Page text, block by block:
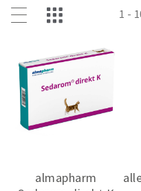
Genesungsprozess
Tierarten zu
Ausgleich bei
almapharm astoral
bedarfsgerechte
Vitaminen,
Mineralstoffen.
1 -
almapharm